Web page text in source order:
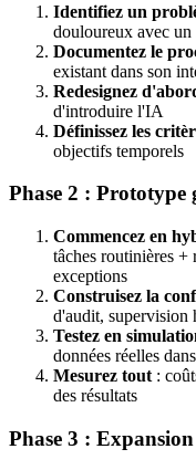
Identifiez un
douloureux avec un
Documentez le
existant dans son
Redesignez
d'introduire l'IA
Définissez les
objectifs temporels
Phase 2 : Prototype
Commencez en
tâches routinières +
exceptions
Construisez la
d'audit, supervision
Testez en
données réelles
Mesurez tout :
des résultats
Phase 3 :